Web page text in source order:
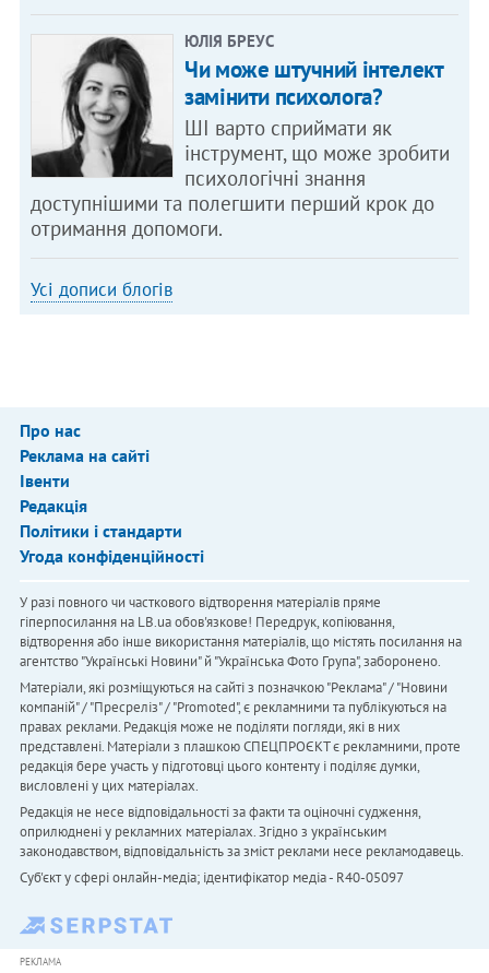
ЮЛІЯ БРЕУС
Чи може штучний інтелект
замінити психолога?
ШІ варто сприймати як
інструмент, що може зробити
психологічні знання
доступнішими та полегшити перший крок до
отримання допомоги.
Усі дописи блогів
Про нас
Реклама на сайті
Івенти
Редакція
Політики і стандарти
Угода конфіденційності
У разі повного чи часткового відтворення матеріалів пряме
гіперпосилання на LB.ua обов'язкове! Передрук, копіювання,
відтворення або інше використання матеріалів, що містять посилання на
агентство "Українськi Новини" й "Українська Фото Група", заборонено.
Матеріали, які розміщуються на сайті з позначкою "Реклама" / "Новини
компаній" / "Пресреліз" / "Promoted", є рекламними та публікуються на
правах реклами. Редакція може не поділяти погляди, які в них
представлені. Матеріали з плашкою СПЕЦПРОЄКТ є рекламними, проте
редакція бере участь у підготовці цього контенту і поділяє думки,
висловлені у цих матеріалах.
Редакція не несе відповідальності за факти та оціночні судження,
оприлюднені у рекламних матеріалах. Згідно з українським
законодавством, відповідальність за зміст реклами несе рекламодавець.
Cуб'єкт у сфері онлайн-медіа; ідентифікатор медіа - R40-05097
РЕКЛАМА